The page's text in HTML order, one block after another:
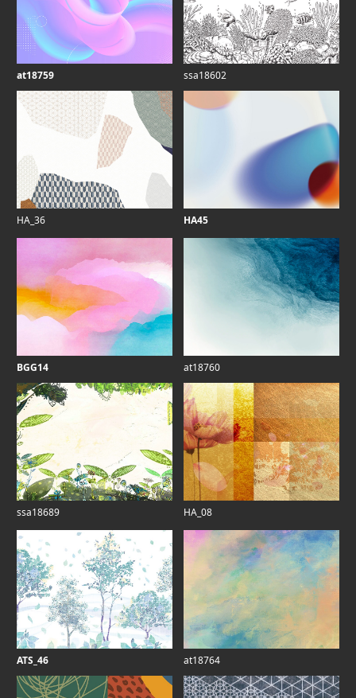
at18759 ssa18602
HA_36 HA45
BGG14 at18760
ssa18689 HA_08
ATS_46 at18764